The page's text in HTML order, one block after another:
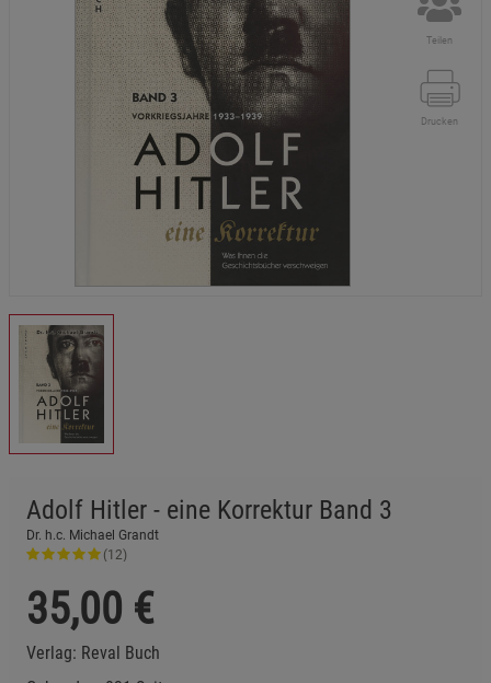
Teilen
Drucken
Adolf Hitler - eine Korrektur Band 3
Dr. h.c. Michael Grandt
(12)
35,00 €
Verlag: Reval Buch